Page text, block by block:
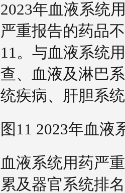
2023年血液系统
严重报告的药品
11。与血液系统
查、血液及淋巴
统疾病、肝胆系
图11 2023年血
血液系统用药严
累及器官系统排